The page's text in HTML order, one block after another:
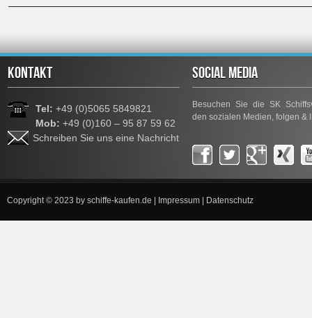
KONTAKT
Tel: +49 (0)5065 5849821
Mob: +49 (0)160 – 95 87 59 62
Schreiben Sie uns eine Nachricht
SOCIAL MEDIA
Besuchen Sie die SK
den sozialen Medien, folgen &
Copyright © 2023 by schiffe-kaufen.de Impressum Datenschutz